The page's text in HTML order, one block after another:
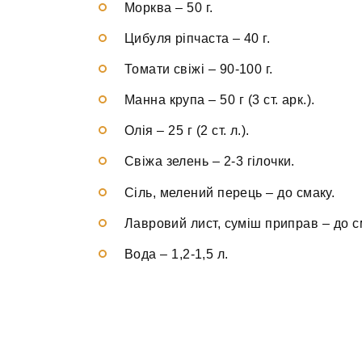
Морква –50 г.
Цибуля ріпчаста – 40 г.
Томати свіжі – 90-100 г.
Манна крупа –50 г (3 ст. арк.).
Олія – 25 г (2 ст. л.).
Свіжа зелень – 2-3 гілочки.
Сіль, мелений перець – до смаку.
Лавровий лист, суміш приправ – до
Вода – 1,2-1,5 л.